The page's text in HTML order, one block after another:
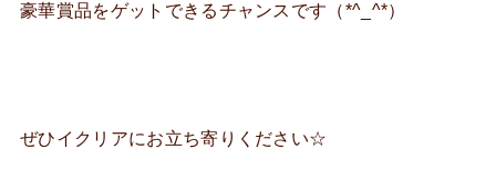
豪華賞品をゲットできるチャンスです（*^_^*）
ぜひイクリアにお立ち寄りください☆